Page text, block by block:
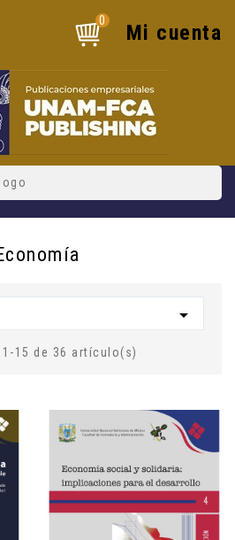
Mi cuenta
0

15 de 36 artículo(s)